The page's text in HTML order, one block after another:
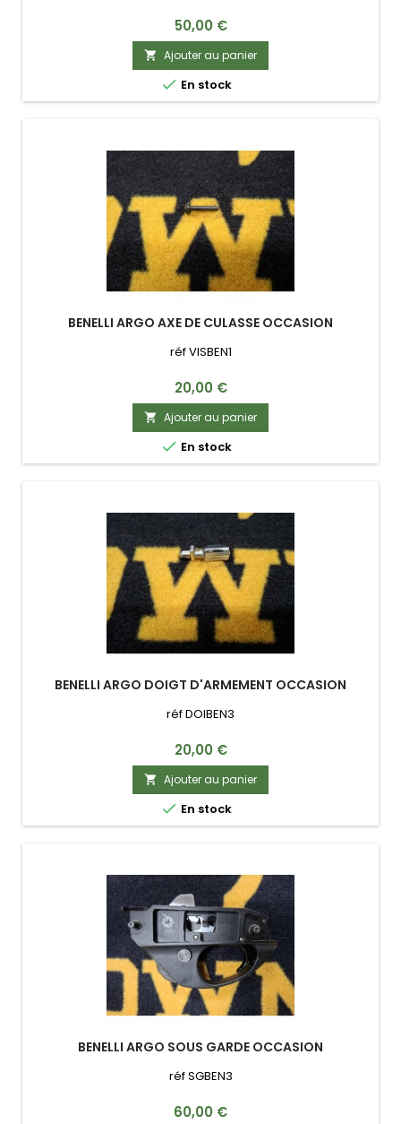
Prix
50,00 €
 Ajouter au panier
 En stock
BENELLI ARGO AXE DE CULASSE OCCASION
réf VISBEN1
Prix
20,00 €
 Ajouter au panier
 En stock
BENELLI ARGO DOIGT D'ARMEMENT OCCASION
réf DOIBEN3
Prix
20,00 €
 Ajouter au panier
 En stock
BENELLI ARGO SOUS GARDE OCCASION
réf SGBEN3
Prix
60,00 €